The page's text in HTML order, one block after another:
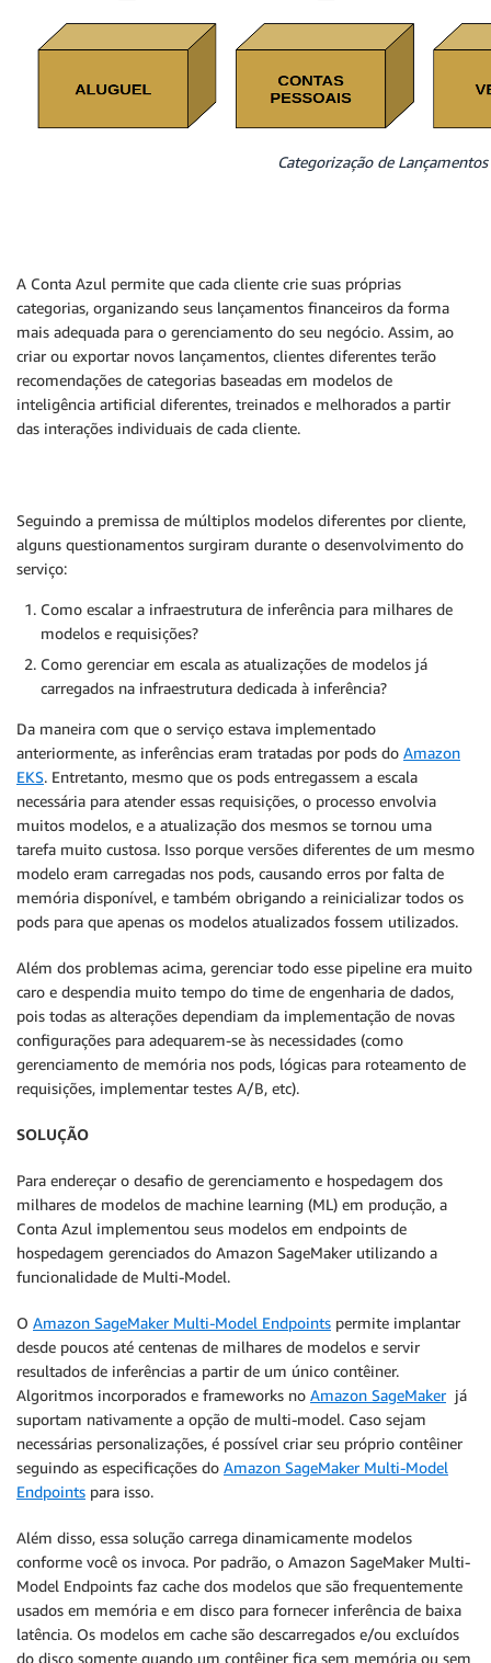
Categorização de
A Conta Azul permite que cada cliente crie suas próprias
categorias, organizando seus lançamentos financeiros da forma
mais adequada para o gerenciamento do seu negócio. Assim, ao
criar ou exportar novos lançamentos, clientes diferentes terão
recomendações de categorias baseadas em modelos de
inteligência artificial diferentes, treinados e melhorados a partir
das interações individuais de cada cliente.
Seguindo a premissa de múltiplos modelos diferentes por cliente,
alguns questionamentos surgiram durante o desenvolvimento do
serviço:
Como escalar a infraestrutura de inferência para milhares de
modelos e requisições?
Como gerenciar em escala as atualizações de modelos já
carregados na infraestrutura dedicada à inferência?
Da maneira com que o serviço estava implementado
anteriormente, as inferências eram tratadas por pods do Amazon
EKS. Entretanto, mesmo que os pods entregassem a escala
necessária para atender essas requisições, o processo envolvia
muitos modelos, e a atualização dos mesmos se tornou uma
tarefa muito custosa. Isso porque versões diferentes de um mesmo
modelo eram carregadas nos pods, causando erros por falta de
memória disponível, e também obrigando a reinicializar todos os
pods para que apenas os modelos atualizados fossem utilizados.
Além dos problemas acima, gerenciar todo esse pipeline era muito
caro e despendia muito tempo do time de engenharia de dados,
pois todas as alterações dependiam da implementação de novas
configurações para adequarem-se às necessidades (como
gerenciamento de memória nos pods, lógicas para roteamento de
requisições, implementar testes A/B, etc).
SOLUÇÃO
Para endereçar o desafio de gerenciamento e hospedagem dos
milhares de modelos de machine learning (ML) em produção, a
Conta Azul implementou seus modelos em endpoints de
hospedagem gerenciados do Amazon SageMaker utilizando a
funcionalidade de Multi-Model.
O Amazon SageMaker Multi-Model Endpoints permite implantar
desde poucos até centenas de milhares de modelos e servir
resultados de inferências a partir de um único contêiner.
Algoritmos incorporados e frameworks no Amazon SageMakerjá
suportam nativamente a opção de multi-model. Caso sejam
necessárias personalizações, é possível criar seu próprio contêiner
seguindo as especificações do Amazon SageMaker Multi-Model
Endpoints para isso.
Além disso, essa solução carrega dinamicamente modelos
conforme você os invoca. Por padrão, o Amazon SageMaker Multi-
Model Endpoints faz cache dos modelos que são frequentemente
usados em memória e em disco para fornecer inferência de baixa
latência. Os modelos em cache são descarregados e/ou excluídos
do disco somente quando um contêiner fica sem memória ou sem